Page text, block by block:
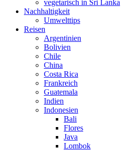
vegetarisch in Sri Lanka
Nachhaltigkeit
Umwelttips
Reisen
Argentinien
Bolivien
Chile
China
Costa Rica
Frankreich
Guatemala
Indien
Indonesien
Bali
Flores
Java
Lombok